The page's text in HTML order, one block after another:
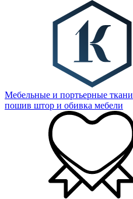
Мебельные и портьерные ткани
пошив штор и обивка мебели